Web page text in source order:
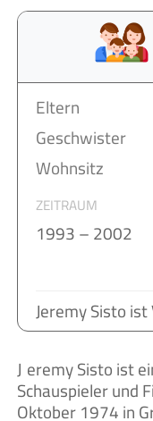
Eltern
Geschwister
Wohnsitz
ZEITRAUM
1993 – 2002
Jeremy Sisto
Jeremy Sisto ist ein US-amerikanischer
Schauspieler und
Oktober 1974 in